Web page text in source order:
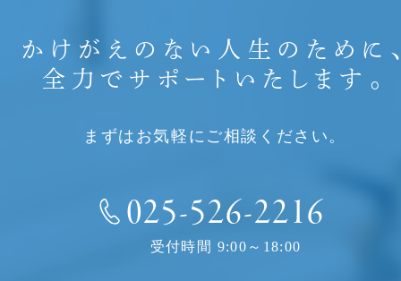
かけがえのない人生のために
全力でサポートいたします。
まずはお気軽にご相談ください。
025-526-2216
受付時間 9:00～18:00